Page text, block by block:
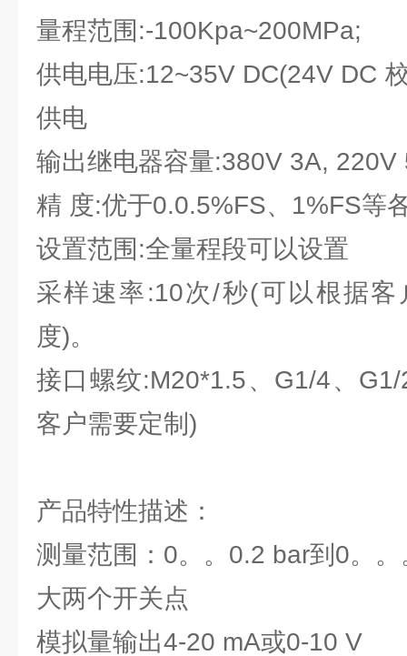
量程范围:-100Kpa~200MPa;
供电电压:12~35V DC(24V DC
供电
输出继电器容量:380V 3A,
精 度:优于0.0.5%FS、1%FS等
设置范围:全量程段可以设置
采样速率:10次/秒(可以根据
度)。
接口螺纹:M20*1.5、G1/4、
客户需要定制)
产品特性描述：
测量范围：0。。0.2 bar到0。
大两个开关点
模拟量输出4-20 mA或0-10 V